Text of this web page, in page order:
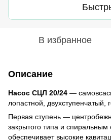
В избранное
Описание
Насос СЦЛ 20/24 —
лопастной, двухступенчатый,
Первая ступень —
закрытого типа и спиральным
обеспечивает высокие